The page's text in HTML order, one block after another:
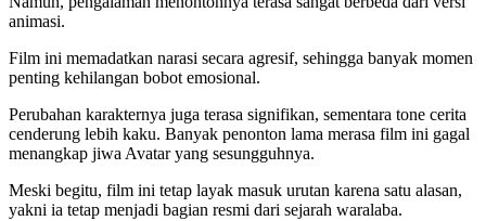
animasi.
Film ini memadatkan narasi secara agresif, sehingga banyak momen
penting kehilangan bobot emosional.
Perubahan karakternya juga terasa signifikan, sementara tone cerita
cenderung lebih kaku. Banyak penonton lama merasa film ini gagal
menangkap jiwa Avatar yang sesungguhnya.
Meski begitu, film ini tetap layak masuk urutan karena satu alasan,
yakni ia tetap menjadi bagian resmi dari sejarah waralaba.